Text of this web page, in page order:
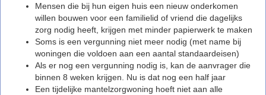
Mensen die bij hun eigen huis een nieuw onderkomen
willen bouwen voor een familielid of vriend die dagelijks
zorg nodig heeft, krijgen met minder papierwerk te maken
Soms is een vergunning niet meer nodig (met name bij
woningen die voldoen aan een aantal standaardeisen)
Als er nog een vergunning nodig is, kan de aanvrager die
binnen 8 weken krijgen. Nu is dat nog een half jaar
Een tijdelijke mantelzorgwoning hoeft niet aan alle